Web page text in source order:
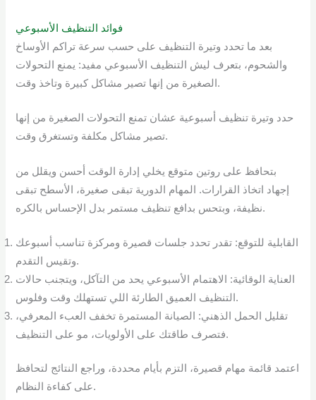
فوائد التنظيف الأسبوعي
بعد ما تحدد وتيرة التنظيف على حسب سرعة تراكم الأوساخ
والشحوم، بتعرف ليش التنظيف الأسبوعي مفيد: يمنع التحولات
الصغيرة من إنها تصير مشاكل كبيرة وتاخذ وقت.
حدد وتيرة تنظيف أسبوعية عشان تمنع التحولات الصغيرة من إنها
تصير مشاكل مكلفة وتستغرق وقت.
بتحافظ على روتين متوقع يخلي إدارة الوقت أحسن ويقلل من
إجهاد اتخاذ القرارات. المهام الدورية تبقى صغيرة، الأسطح تبقى
نظيفة، وبتحس بدافع تنظيف مستمر بدل الإحساس بالكره.
القابلية للتوقع: تقدر تحدد جلسات قصيرة ومركزة تناسب أسبوعك
وتقيس التقدم.
العناية الوقائية: الاهتمام الأسبوعي يحد من التآكل، ويتجنب حالات
التنظيف العميق الطارئة اللي تستهلك وقت وفلوس.
تقليل الحمل الذهني: الصيانة المستمرة تخفف العبء المعرفي،
فتصرف طاقتك على الأولويات، مو على التنظيف.
اعتمد قائمة مهام قصيرة، التزم بأيام محددة، وراجع النتائج لتحافظ
على كفاءة النظام.